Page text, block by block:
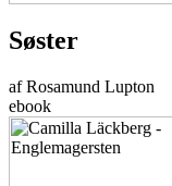
Søster
af Rosamund Lupton
ebook